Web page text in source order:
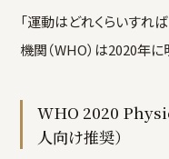
「運動はどれくらいすれ
機関（WHO）は2020年
WHO 2020
人向け推奨）